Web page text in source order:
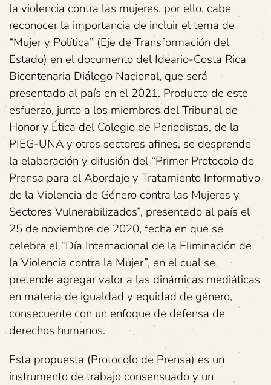
la violencia contra las mujeres, por ello, cabe
reconocer la importancia de incluir el tema de
“Mujer y Política” (Eje de Transformación del
Estado) en el documento del Ideario-Costa Rica
Bicentenaria Diálogo Nacional, que será
presentado al país en el 2021. Producto de este
esfuerzo, junto a los miembros del Tribunal de
Honor y Ética del Colegio de Periodistas, de la
PIEG-UNA y otros sectores afines, se desprende
la elaboración y difusión del “Primer Protocolo de
Prensa para el Abordaje y Tratamiento Informativo
de la Violencia de Género contra las Mujeres y
Sectores Vulnerabilizados”, presentado al país el
25 de noviembre de 2020, fecha en que se
celebra el “Día Internacional de la Eliminación de
la Violencia contra la Mujer”, en el cual se
pretende agregar valor a las dinámicas mediáticas
en materia de igualdad y equidad de género,
consecuente con un enfoque de defensa de
derechos humanos.
Esta propuesta (Protocolo de Prensa) es un
instrumento de trabajo consensuado y un